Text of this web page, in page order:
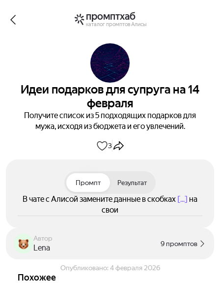
промптхаб
каталог промптов Алисы
Идеи подарков для супруга на 14
февраля
Получите список из 5 подходящих подарков для
мужа, исходя из бюджета и его увлечений.
3
Промпт Результат
В чате с Алисой замените данные в скобках [...] на
свои
Автор
Lena 9 промптов
Опубликовано: 4 февраля 2026
Похожее